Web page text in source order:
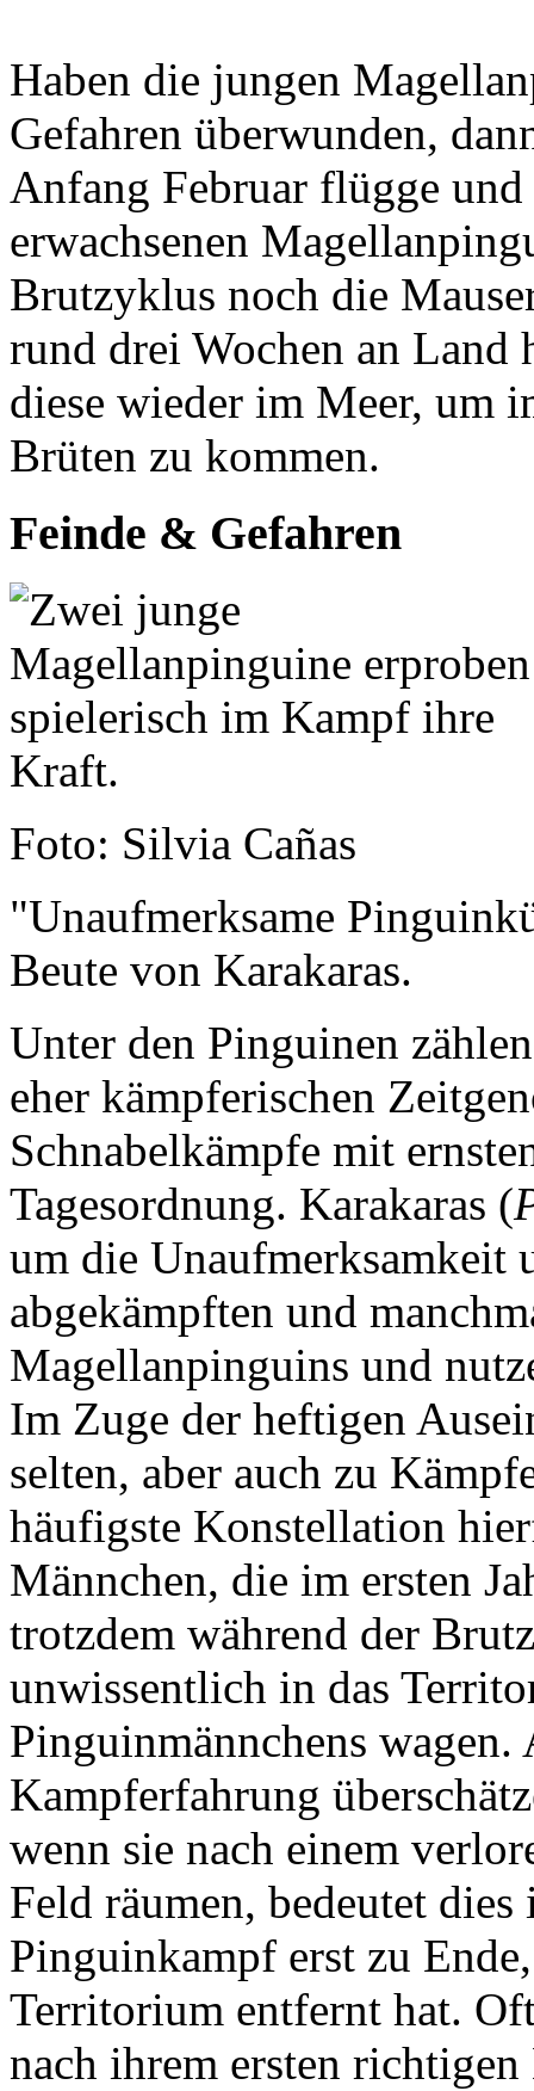
Haben die jungen
Gefahren überwunden,
Anfang Februar flügge
erwachsenen
Brutzyklus noch die
rund drei Wochen an Land
diese wieder im Meer, um
Brüten zu kommen.
Feinde & Gefahren
Foto: Silvia Cañas
"Unaufmerksame
Beute von Karakaras.
Unter den Pinguinen
eher kämpferischen
Schnabelkämpfe mit
Tagesordnung. Karakaras (
um die Unaufmerksamkeit
abgekämpften und
Magellanpinguins und
Im Zuge der heftigen
selten, aber auch zu
häufigste Konstellation
Männchen, die im ersten
trotzdem während der
unwissentlich in das
Pinguinmännchens
Kampferfahrung
wenn sie nach einem
Feld räumen, bedeutet
Pinguinkampf erst zu
Territorium entfernt hat.
nach ihrem ersten